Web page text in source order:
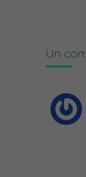
Un